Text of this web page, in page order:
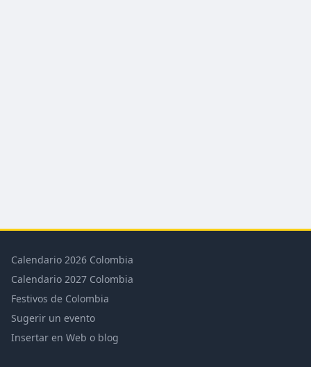
Calendario 2026 Colombia
Calendario 2027 Colombia
Festivos de Colombia
Sugerir un evento
Insertar en Web o blog